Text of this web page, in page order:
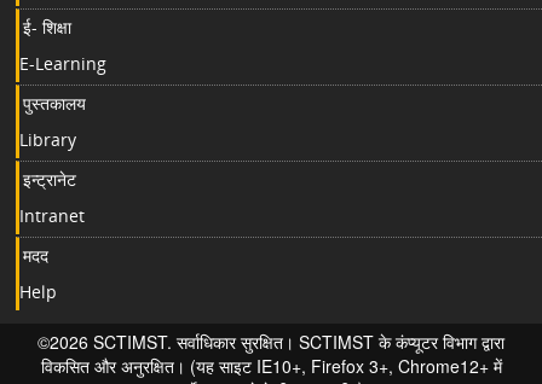
ई- शिक्षा
E-Learning
पुस्तकालय
Library
इन्ट्रानेट
Intranet
मदद
Help
©2026 SCTIMST. सर्वाधिकार सुरक्षित। SCTIMST के कंप्यूटर विभाग द्वारा
विकसित और अनुरक्षित। (यह साइट IE10+, Firefox 3+, Chrome12+ में